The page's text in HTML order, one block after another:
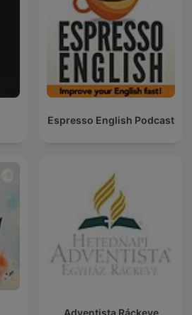
Espresso English Podcast